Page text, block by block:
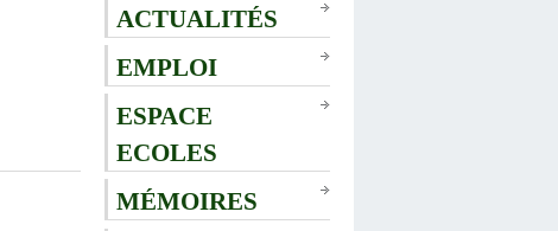
ACTUALITÉS
EMPLOI
ESPACE
ECOLES
MÉMOIRES